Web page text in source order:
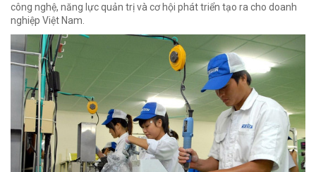
công nghệ, năng lực quản trị và cơ hội phát triển tạo ra cho doanh
nghiệp Việt Nam.